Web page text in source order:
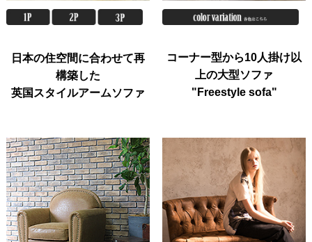
日本の住空間に合わせて再
構築した
英国スタイルアームソファ
コーナー型から10人掛け以
上の大型ソファ
"Freestyle sofa"